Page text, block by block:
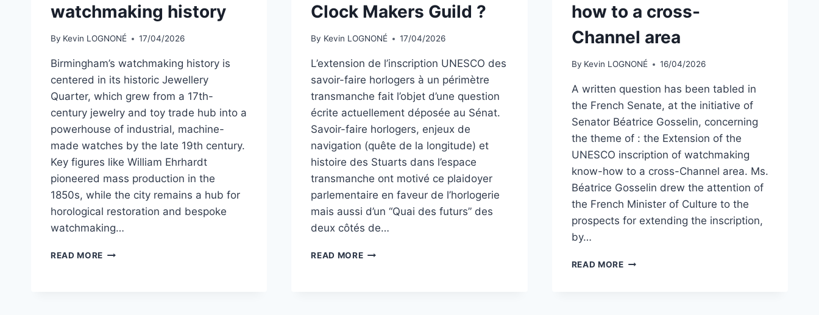
watchmaking history
By Kevin LOGNONÉ 17/04/2026
Birmingham’s watchmaking history is
centered in its historic Jewellery
Quarter, which grew from a 17th-
century jewelry and toy trade hub into a
powerhouse of industrial, machine-
made watches by the late 19th century.
Key figures like William Ehrhardt
pioneered mass production in the
1850s, while the city remains a hub for
horological restoration and bespoke
watchmaking…
READ MORE BIRMINGHAM,
Clock Makers Guild ?
By Kevin LOGNONÉ 17/04/2026
L’extension de l’inscription UNESCO des
savoir-faire horlogers à un périmètre
transmanche fait l’objet d’une question
écrite actuellement déposée au Sénat.
Savoir-faire horlogers, enjeux de
navigation (quête de la longitude) et
histoire des Stuarts dans l’espace
transmanche ont motivé ce plaidoyer
parlementaire en faveur de l’horlogerie
mais aussi d’un “Quai des futurs” des
deux côtés de…
READ MOREQUELLE
how to a cross-
Channel area
By Kevin LOGNONÉ 16/04/2026
A written question has been tabled in
the French Senate, at the initiative of
Senator Béatrice Gosselin, concerning
the theme of : the Extension of the
UNESCO inscription of watchmaking
know-how to a cross-Channel area. Ms.
Béatrice Gosselin drew the attention of
the French Minister of Culture to the
prospects for extending the inscription,
by…
READ MOREEXTENSION